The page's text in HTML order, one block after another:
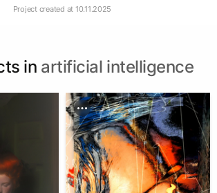
Project created at 10.11.2025
in artificial intelligence